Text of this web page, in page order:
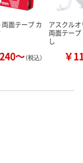
両面テープ カ
～（税込）
アスクル
両面テー
し
￥